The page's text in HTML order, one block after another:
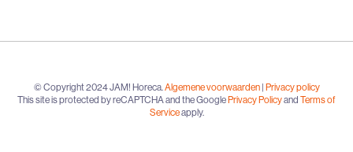
© Copyright 2024 JAM! Horeca. Algemene voorwaarden| Privacy policy
This site is protected by reCAPTCHA and the GooglePrivacy Policyand Terms of
Serviceapply.